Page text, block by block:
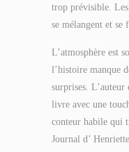
trop prévisible. Les
se mélangent et
L’atmosphère est
l’histoire manque
surprises. L’auteur
livre avec une
conteur habile qui
Journal d’